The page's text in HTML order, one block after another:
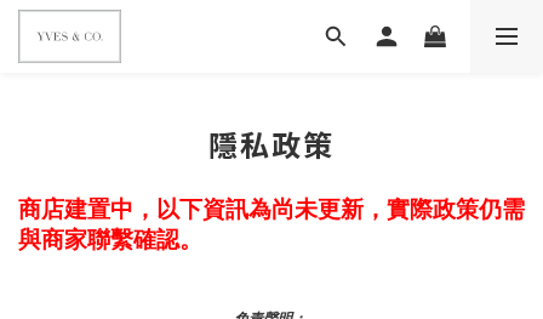
隱私政策
商店建置中，以下資訊為尚未更新，實際政策仍需
與商家聯繫確認。